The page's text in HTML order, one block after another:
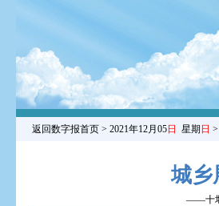
返回数字报首页> 2021年12月05日 星期 日
城乡
——十